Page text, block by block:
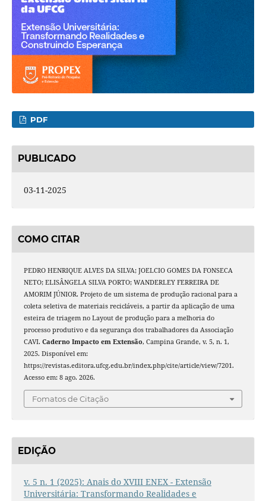
PDF
PUBLICADO
03-11-2025
COMO CITAR
PEDRO HENRIQUE ALVES DA SILVA; JOELCIO GOMES DA FONSECA
NETO; ELISÂNGELA SILVA PORTO; WANDERLEY FERREIRA DE
AMORIM JÚNIOR. Projeto de um sistema de produção racional para a
coleta seletiva de materiais recicláveis, a partir da aplicação de uma
esteira de triagem no Layout de produção para a melhoria do
processo produtivo e da segurança dos trabalhadores da Associação
CAVI. Caderno Impacto em Extensão, Campina Grande, v. 5, n. 1,
2025. Disponível em:
https://revistas.editora.ufcg.edu.br/index.php/cite/article/view/7201.
Acesso em: 8 ago. 2026.
Fomatos de Citação
EDIÇÃO
v. 5 n. 1 (2025): Anais do XVIII ENEX - Extensão
Universitária: Transformando Realidades e